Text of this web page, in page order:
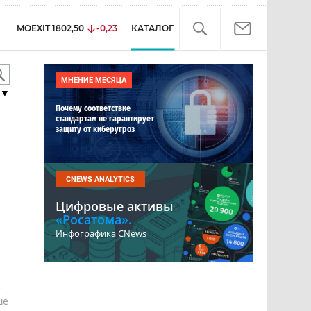
MOEXIT 1802,50 -0,23 КАТАЛОГ
МНЕНИЕ МЕСЯЦА
Почему соответствие
стандартам не гарантирует
защиту от киберугроз
CNEWS ANALYTICS
Цифровые активы
«Росатома».
Инфографика CNews